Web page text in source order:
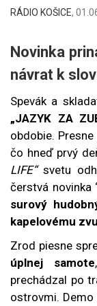
RÁDIO KOŠICE,
Novinka
návrat k
Spevák a
„JAZYK ZA
obdobie.
čo hneď prvý
LIFE“svetu
čerstvá novinka
surový
kapelovému
Zrod piesne
úplnej samote
prechádzal po
ostrovmi. Demo